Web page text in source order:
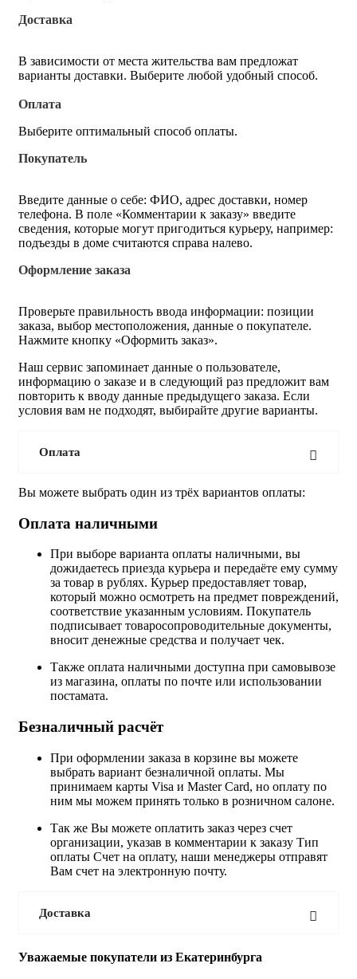
Доставка
В зависимости от места жительства вам предложат
варианты доставки. Выберите любой удобный способ.
Оплата
Выберите оптимальный способ оплаты.
Покупатель
Введите данные о себе: ФИО, адрес доставки, номер
телефона. В поле «Комментарии к заказу» введите
сведения, которые могут пригодиться курьеру, например:
подъезды в доме считаются справа налево.
Оформление заказа
Проверьте правильность ввода информации: позиции
заказа, выбор местоположения, данные о покупателе.
Нажмите кнопку «Оформить заказ».
Наш сервис запоминает данные о пользователе,
информацию о заказе и в следующий раз предложит вам
повторить к вводу данные предыдущего заказа. Если
условия вам не подходят, выбирайте другие варианты.
Оплата
Вы можете выбрать один из трёх вариантов оплаты:
Оплата наличными
При выборе варианта оплаты наличными, вы
дожидаетесь приезда курьера и передаёте ему сумму
за товар в рублях. Курьер предоставляет товар,
который можно осмотреть на предмет повреждений,
соответствие указанным условиям. Покупатель
подписывает товаросопроводительные документы,
вносит денежные средства и получает чек.
Также оплата наличными доступна при самовывозе
из магазина, оплаты по почте или использовании
постамата.
Безналичный расчёт
При оформлении заказа в корзине вы можете
выбрать вариант безналичной оплаты. Мы
принимаем карты Visa и Master Card, но оплату по
ним мы можем принять только в розничном салоне.
Так же Вы можете оплатить заказ через счет
организации, указав в комментарии к заказу Тип
оплаты Счет на оплату, наши менеджеры отправят
Вам счет на электронную почту.
Доставка
Уважаемые покупатели из Екатеринбурга